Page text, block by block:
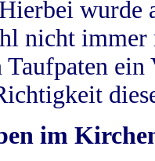
wurde
nicht
im